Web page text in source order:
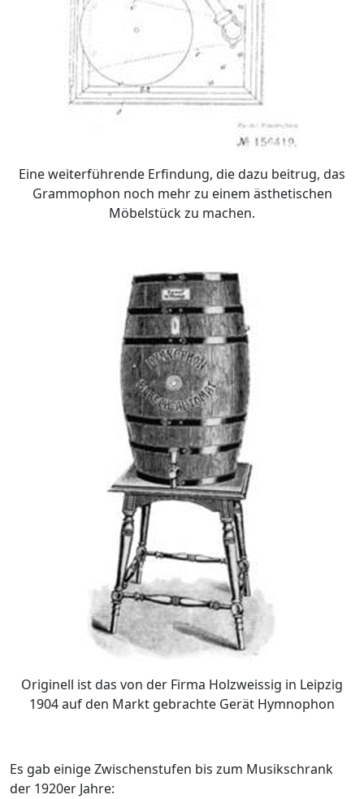
Eine weiterführende Erfindung, die dazu beitrug, das
Grammophon noch mehr zu einem ästhetischen
Möbelstück zu machen.
Originell ist das von der Firma Holzweissig in Leipzig
1904 auf den Markt gebrachte Gerät Hymnophon
Es gab einige Zwischenstufen bis zum Musikschrank
der 1920er Jahre: